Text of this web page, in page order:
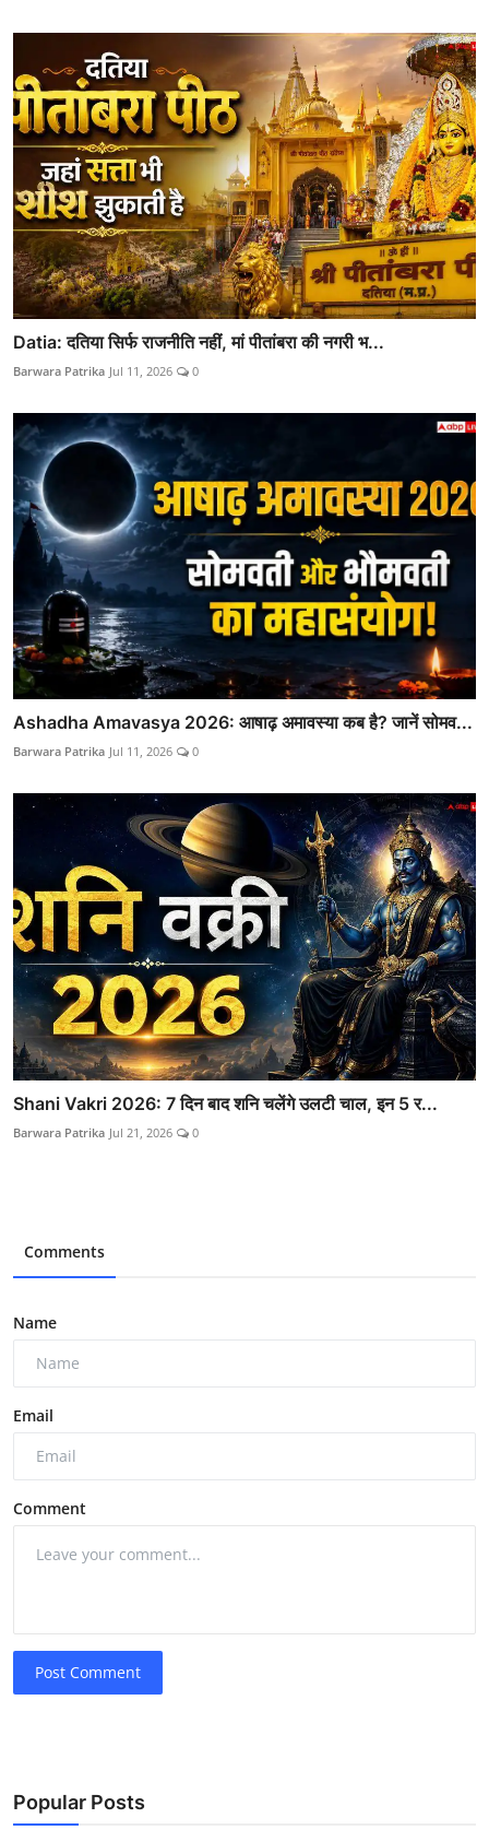
Datia: दतिया सिर्फ राजनीति नहीं, मां पीतांबरा की नगरी भ...
Barwara Patrika Jul 11, 2026 0
Ashadha Amavasya 2026: आषाढ़ अमावस्या कब है? जानें सोमव...
Barwara Patrika Jul 11, 2026 0
Shani Vakri 2026: 7 दिन बाद शनि चलेंगे उलटी चाल, इन 5 र...
Barwara Patrika Jul 21, 2026 0
Comments
Name
Email
Comment
Post Comment
Popular Posts